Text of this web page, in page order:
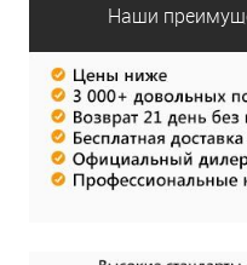
Наши